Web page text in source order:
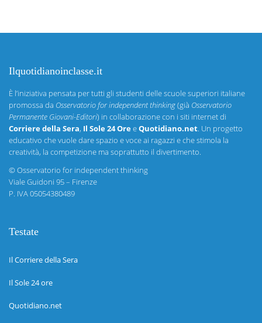
Ilquotidianoinclasse.it
È l’iniziativa pensata per tutti gli studenti delle scuole superiori italiane
promossa da Osservatorio for independent thinking(già Osservatorio
Permanente Giovani-Editori) in collaborazione con i siti internet di
Corriere della Sera, Il Sole 24 OreeQuotidiano.net. Un progetto
educativo che vuole dare spazio e voce ai ragazzi e che stimola la
creatività, la competizione ma soprattutto il divertimento.
©Osservatorio for independent thinking
Viale Guidoni 95 – Firenze
P. IVA 05054380489
Testate
Il Corriere della Sera
Il Sole 24 ore
Quotidiano.net